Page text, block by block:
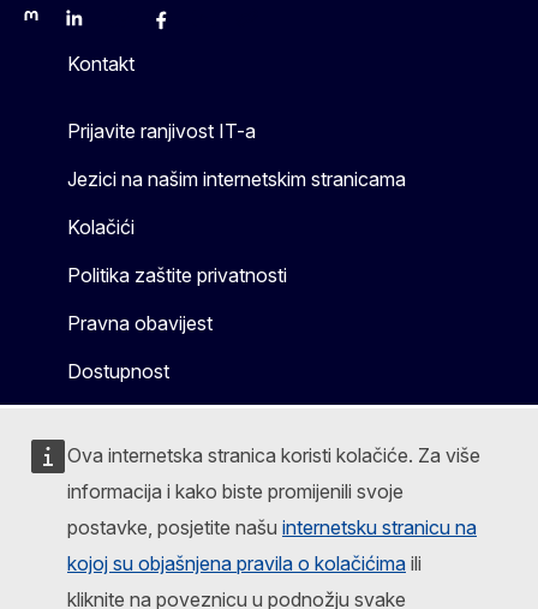
Ova internetska stranica koristi kolačiće. Za više
informacija i kako biste promijenili svoje
postavke, posjetite našu internetsku stranicu na
kojoj su objašnjena pravila o kolačićima ili
kliknite na poveznicu u podnožju svake
MastodonLinkedInBlueskyFacebook
Kontakt
Prijavite ranjivost IT-a
Jezici na našim internetskim stranicama
Kolačići
Politika zaštite privatnosti
Pravna obavijest
Dostupnost